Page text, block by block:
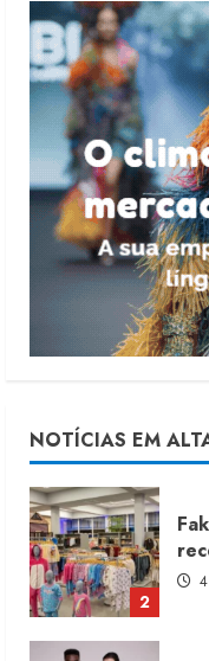
operação
no
Brasil
NOTÍCIAS EM
4
4
5
3
1
5
2